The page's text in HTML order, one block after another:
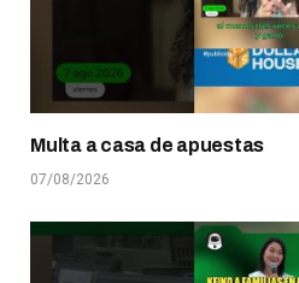
Multa a casa de apuestas
07/08/2026